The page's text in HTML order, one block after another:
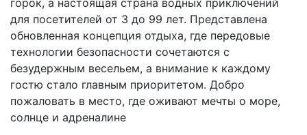
горок, а настоящая страна водных приключений
для посетителей от 3 до 99 лет. Представлена
обновленная концепция отдыха, где передовые
технологии безопасности сочетаются с
безудержным весельем, а внимание к каждому
гостю стало главным приоритетом. Добро
пожаловать в место, где оживают мечты о море,
солнце и адреналине